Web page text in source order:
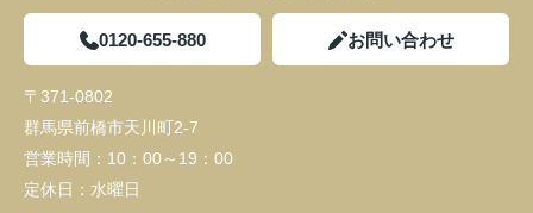
0120-655-880 お問い合わせ
〒371-0802
群馬県前橋市天川町2-7
営業時間： 10：00～19：00
定休日： 水曜日